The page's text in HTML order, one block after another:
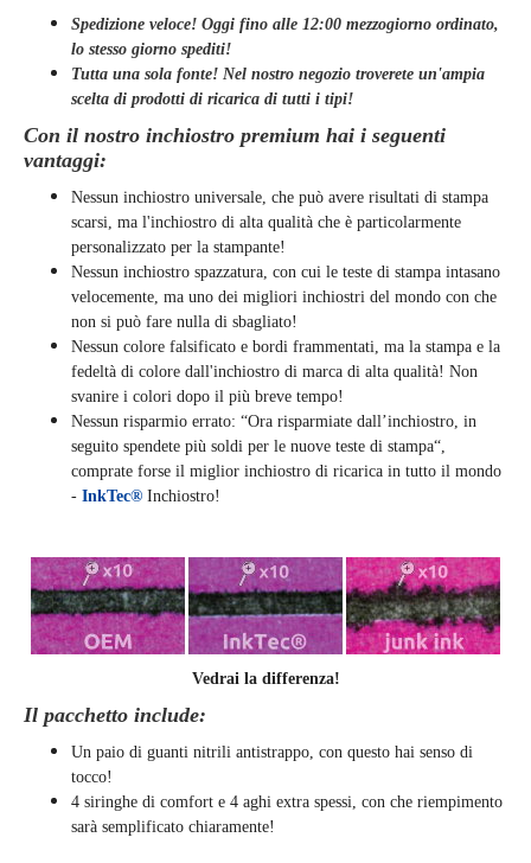
Spedizione veloce! Oggi fino alle 12:00 mezzogiorno ordinato,
lo stesso giorno spediti!
Tutta una sola fonte! Nel nostro negozio troverete un'ampia
scelta di prodotti di ricarica di tutti i tipi!
Con il nostro inchiostro premium hai i seguenti
vantaggi:
Nessun inchiostro universale, che può avere risultati di stampa
scarsi, ma l'inchiostro di alta qualità che è particolarmente
personalizzato per la stampante!
Nessun inchiostro spazzatura, con cui le teste di stampa intasano
velocemente, ma uno dei migliori inchiostri del mondo con che
non si può fare nulla di sbagliato!
Nessun colore falsificato e bordi frammentati, ma la stampa e la
fedeltà di colore dall'inchiostro di marca di alta qualità! Non
svanire i colori dopo il più breve tempo!
Nessun risparmio errato: “Ora risparmiate dall’inchiostro, in
seguito spendete più soldi per le nuove teste di stampa“,
comprate forse il miglior inchiostro di ricarica in tutto il mondo
- InkTec® Inchiostro!
Vedrai la differenza!
Il pacchetto include:
Un paio di guanti nitrili antistrappo, con questo hai senso di
tocco!
4 siringhe di comfort e 4 aghi extra spessi, con che riempimento
sarà semplificato chiaramente!